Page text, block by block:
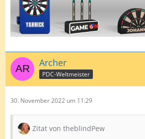
Archer
PDC-Weltmeister
30. November 2022 um 11:29
Zitat von theblindPew